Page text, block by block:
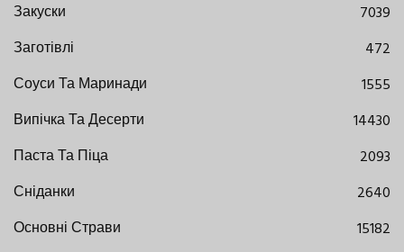
Закуски
7039
Заготівлі
472
Соуси Та Маринади
1555
Випічка Та Десерти
14430
Паста Та Піца
2093
Сніданки
2640
Основні Страви
15182